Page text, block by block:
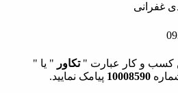
عبارت "تکاور " یا "
پیامک نمایید.